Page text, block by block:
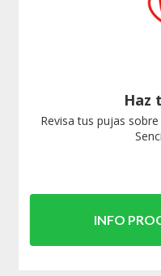
Haz
Revisa tus pujas
INFO